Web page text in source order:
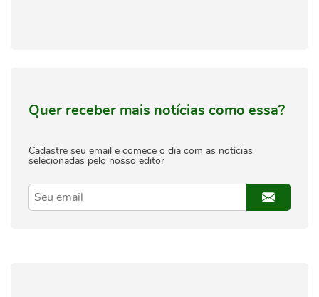
Quer receber mais notícias como essa?
Cadastre seu email e comece o dia com as notícias
selecionadas pelo nosso editor